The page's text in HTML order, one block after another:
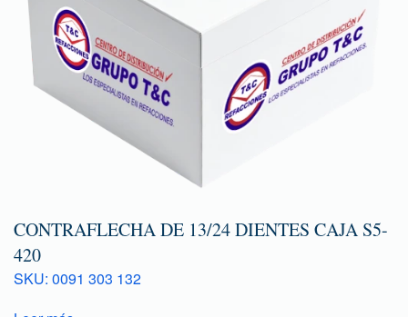
CONTRAFLECHA DE 13/24 DIENTES CAJA S5-
420
SKU: 0091 303 132